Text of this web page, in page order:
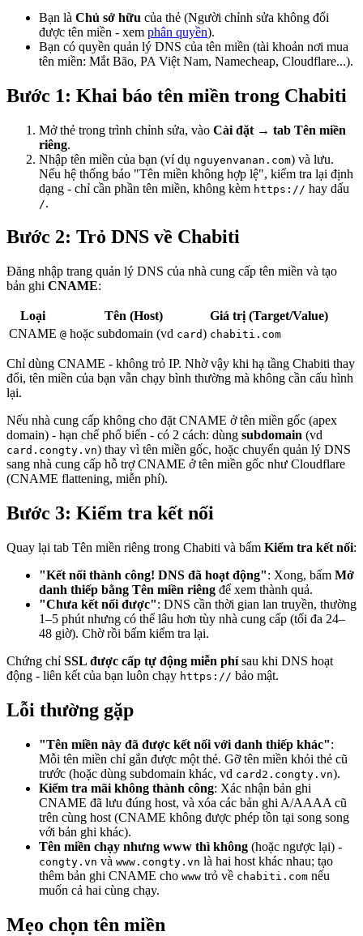
Bạn là Chủ sở hữu của thẻ (Người chỉnh sửa không đổi
được tên miền - xem phân quyền).
Bạn có quyền quản lý DNS của tên miền (tài khoản nơi mua
tên miền: Mắt Bão, PA Việt Nam, Namecheap, Cloudflare...).
Bước 1: Khai báo tên miền trong Chabiti
Mở thẻ trong trình chỉnh sửa, vào Cài đặt → tab Tên miền
riêng.
Nhập tên miền của bạn (ví dụ nguyenvanan.com) và lưu.
Nếu hệ thống báo "Tên miền không hợp lệ", kiểm tra lại định
dạng - chỉ cần phần tên miền, không kèm https:// hay dấu
/.
Bước 2: Trỏ DNS về Chabiti
Đăng nhập trang quản lý DNS của nhà cung cấp tên miền và tạo
bản ghi CNAME:
Loại Tên (Host)
Giá trị (Target/Value)
CNAME @ hoặc subdomain (vd card) chabiti.com
Chỉ dùng CNAME - không trỏ IP. Nhờ vậy khi hạ tầng Chabiti thay
đổi, tên miền của bạn vẫn chạy bình thường mà không cần cấu hình
lại.
Nếu nhà cung cấp không cho đặt CNAME ở tên miền gốc (apex
domain) - hạn chế phổ biến - có 2 cách: dùng subdomain (vd
card.congty.vn) thay vì tên miền gốc, hoặc chuyển quản lý DNS
sang nhà cung cấp hỗ trợ CNAME ở tên miền gốc như Cloudflare
(CNAME flattening, miễn phí).
Bước 3: Kiểm tra kết nối
Quay lại tab Tên miền riêng trong Chabiti và bấm Kiểm tra kết nối:
"Kết nối thành công! DNS đã hoạt động": Xong, bấm Mở
danh thiếp bằng Tên miền riêng để xem thành quả.
"Chưa kết nối được": DNS cần thời gian lan truyền, thường
1–5 phút nhưng có thể lâu hơn tùy nhà cung cấp (tối đa 24–
48 giờ). Chờ rồi bấm kiểm tra lại.
Chứng chỉ SSL được cấp tự động miễn phísau khi DNS hoạt
động - liên kết của bạn luôn chạy https:// bảo mật.
Lỗi thường gặp
"Tên miền này đã được kết nối với danh thiếp khác":
Mỗi tên miền chỉ gắn được một thẻ. Gỡ tên miền khỏi thẻ cũ
trước (hoặc dùng subdomain khác, vd card2.congty.vn).
Kiểm tra mãi không thành công: Xác nhận bản ghi
CNAME đã lưu đúng host, và xóa các bản ghi A/AAAA cũ
trên cùng host (CNAME không được phép tồn tại song song
với bản ghi khác).
Tên miền chạy nhưng www thì không (hoặc ngược lại) -
congty.vn và www.congty.vn là hai host khác nhau; tạo
thêm bản ghi CNAME cho www trỏ về chabiti.com nếu
muốn cả hai cùng chạy.
Mẹo chọn tên miền